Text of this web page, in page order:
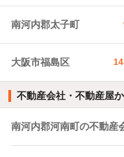
南河内郡太子町
大阪市福島区
不動産会社・不動産屋
南河内郡河南町の不動産